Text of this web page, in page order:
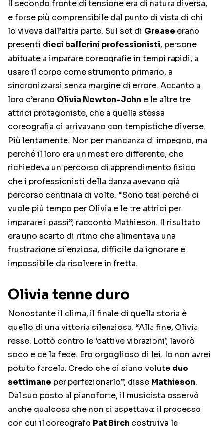
Il secondo fronte di tensione era di natura diversa,
e forse più comprensibile dal punto di vista di chi
lo viveva dall’altra parte. Sul set di Grease erano
presenti dieci ballerini professionisti, persone
abituate a imparare coreografie in tempi rapidi, a
usare il corpo come strumento primario, a
sincronizzarsi senza margine di errore. Accanto a
loro c’erano Olivia Newton-John e le altre tre
attrici protagoniste, che a quella stessa
coreografia ci arrivavano con tempistiche diverse.
Più lentamente. Non per mancanza di impegno, ma
perché il loro era un mestiere differente, che
richiedeva un percorso di apprendimento fisico
che i professionisti della danza avevano già
percorso centinaia di volte. “Sono tesi perché ci
vuole più tempo per Olivia e le tre attrici per
imparare i passi”, raccontò Mathieson. Il risultato
era uno scarto di ritmo che alimentava una
frustrazione silenziosa, difficile da ignorare e
impossibile da risolvere in fretta.
Olivia tenne duro
Nonostante il clima, il finale di quella storia è
quello di una vittoria silenziosa. “Alla fine, Olivia
resse. Lottò contro le ‘cattive vibrazioni’, lavorò
sodo e ce la fece. Ero orgoglioso di lei. Io non avrei
potuto farcela. Credo che ci siano volute due
settimane per perfezionarlo”, disse Mathieson.
Dal suo posto al pianoforte, il musicista osservò
anche qualcosa che non si aspettava: il processo
con cui il coreografo Pat Birch costruiva le